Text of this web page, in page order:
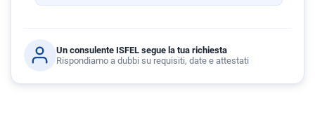
Un consulente ISFEL segue la tua richiesta
Rispondiamo a dubbi su requisiti, date e attestati